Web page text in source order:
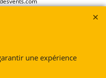
une expérience